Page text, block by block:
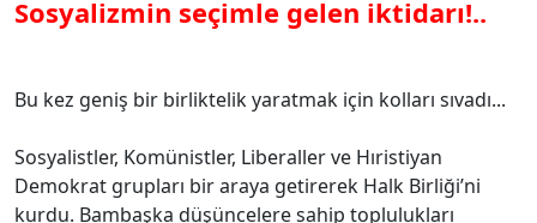
Sosyalizmin seçimle gelen iktidarı!..
Bu kez geniş bir birliktelik yaratmak için kolları sıvadı...
Sosyalistler, Komünistler, Liberaller ve Hıristiyan
Demokrat grupları bir araya getirerek Halk Birliği’ni
kurdu. Bambaşka düşüncelere sahip toplulukları